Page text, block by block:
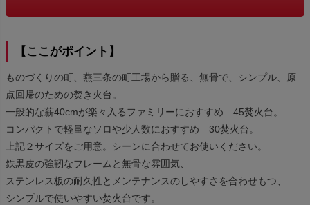
【ここがポイント】
ものづくりの町、燕三条の町工場から贈る、無骨で、シンプル、原
点回帰のための焚き火台。
一般的な薪40cmが楽々入るファミリーにおすすめ 45焚火台。
コンパクトで軽量なソロや少人数におすすめ 30焚火台。
上記２サイズをご用意。シーンに合わせてお使いください。
鉄黒皮の強靭なフレームと無骨な雰囲気、
ステンレス板の耐久性とメンテナンスのしやすさを合わせもつ、
シンプルで使いやすい焚火台です。